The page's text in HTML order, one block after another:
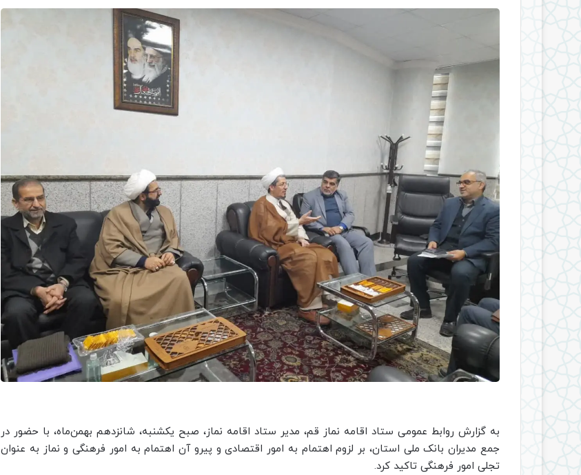
به گزارش روابط عمومی ستاد اقامه نماز قم، مدیر ستاد اقامه نماز، صبح یکشنبه، شانزدهم بهمن‌ماه، با حضور در
جمع مدیران بانک ملی استان، بر لزوم اهتمام به امور اقتصادی و پیرو آن اهتمام به امور فرهنگی و نماز به عنوان
تجلی امور فرهنگی تاکید کرد.